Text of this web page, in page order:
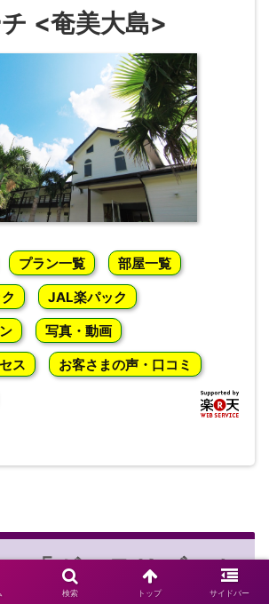
<奄美大島>
プラン一覧
部屋一覧
JAL楽パック
写真・動画
ス
お客さまの声・口コミ
「ヴィラリゾート
検索 トップ サイドバー